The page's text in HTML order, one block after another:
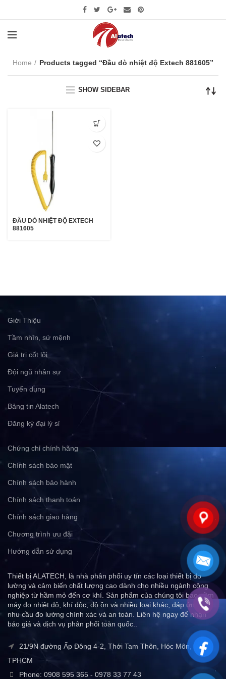
Home Products tagged “Đầu dò nhiệt độ Extech 881605”
SHOW SIDEBAR
ĐẦU DÒ NHIỆT ĐỘ EXTECH
881605
Giới Thiệu
Tầm nhìn, sứ mệnh
Giá trị cốt lõi
Đội ngũ nhân sự
Tuyển dụng
Bảng tin Alatech
Đăng ký đại lý sỉ
Chứng chỉ chính hãng
Chính sách bảo mật
Chính sách bảo hành
Chính sách thanh toán
Chính sách giao hàng
Chương trình ưu đãi
Hướng dẫn sử dụng
Thiết bị ALATECH, là nhà phân phối uy tín các loại thiết bị đo
lường và cảm biến chất lượng cao dành cho nhiều ngành công
nghiệp từ hầm mỏ đến cơ khí. Sản phẩm của chúng tôi bao gồm
máy đo nhiệt độ, khí độc, độ ồn và nhiều loại khác, đáp ứng mọi
nhu cầu đo lường chính xác và an toàn. Liên hệ ngay để nhận
báo giá và dịch vụ phân phối toàn quốc..
21/9N đường Ấp Đông 4-2, Thới Tam Thôn, Hóc Môn,
TPHCM
Phone: 0908 595 365 - 0978 33 77 43